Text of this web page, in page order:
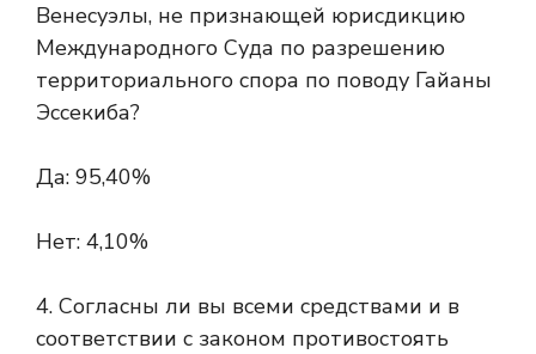
Венесуэлы, не признающей юрисдикцию
Международного Суда по разрешению
территориального спора по поводу Гайаны
Эссекиба?
Да: 95,40%
Нет: 4,10%
4. Согласны ли вы всеми средствами и в
соответствии с законом противостоять